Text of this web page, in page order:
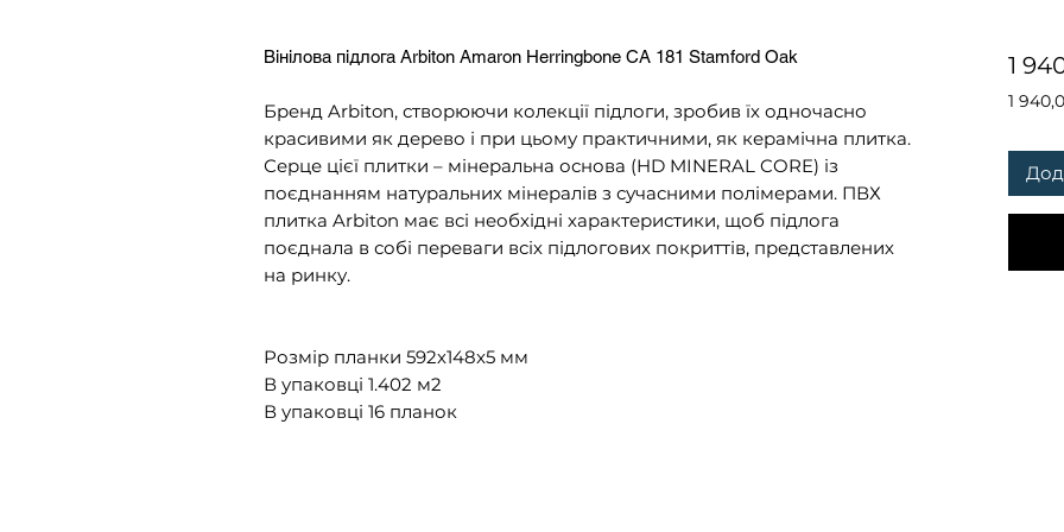
Вінілова підлога Arbiton Amaron Herringbone CA 181 Stamford Oak
Бренд Arbiton, створюючи колекції підлоги, зробив їх одночасно
красивими як дерево і при цьому практичними, як керамічна плитка.
Серце цієї плитки – мінеральна основа (HD MINERAL CORE) із
поєднанням натуральних мінералів з сучасними полімерами. ПВХ
плитка Arbiton має всі необхідні характеристики, щоб підлога
поєднала в собі переваги всіх підлогових покриттів, представлених
на ринку.
Розмір планки 592х148x5 мм
В упаковці 1.402 м2
В упаковці 16 планок
1
1
за
метр